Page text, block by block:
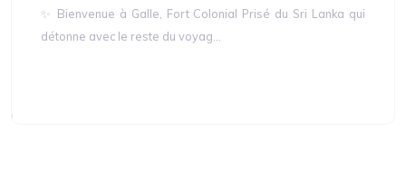
✨ Bienvenue à Galle, Fort Colonial Prisé du Sri Lanka qui
détonne avec le reste du voyag...